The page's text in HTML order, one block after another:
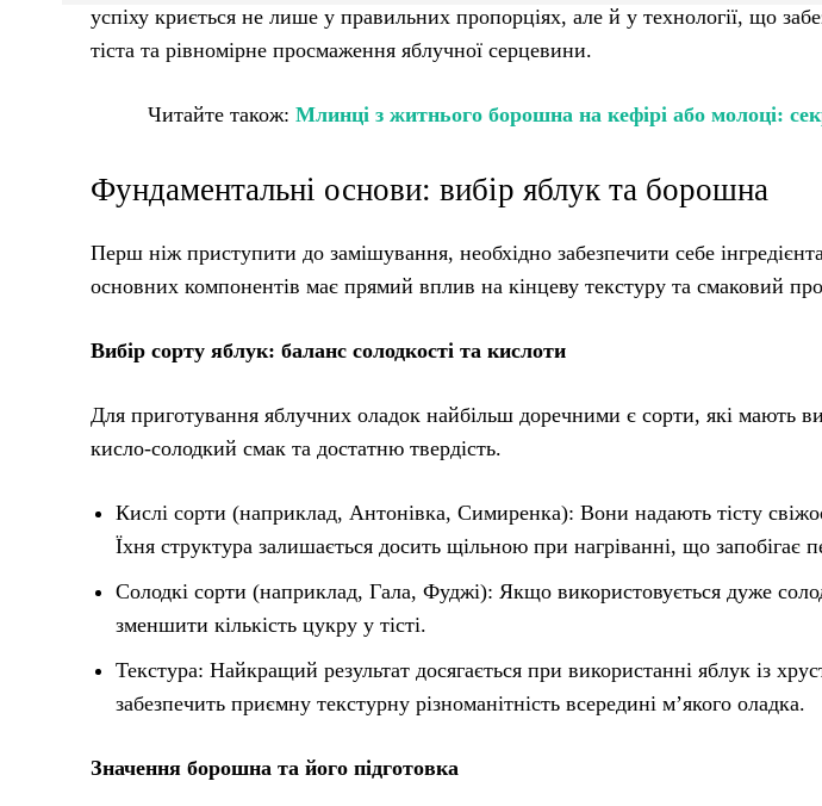
успіху криється не лише у правильних пропорціях, але й у технології, що
тіста та рівномірне просмаження яблучної серцевини.
Читайте також: Млинці з житнього борошна на кефірі або молоці:
Фундаментальні основи: вибір яблук та борошна
Перш ніж приступити до замішування, необхідно забезпечити себе
основних компонентів має прямий вплив на кінцеву текстуру та смаковий
Вибір сорту яблук: баланс солодкості та кислоти
Для приготування яблучних оладок найбільш доречними є сорти, які мають
кисло-солодкий смак та достатню твердість.
Кислі сорти (наприклад, Антонівка, Симиренка): Вони надають тісту
Їхня структура залишається досить щільною при нагріванні, що запобігає
Солодкі сорти (наприклад, Гала, Фуджі): Якщо використовується дуже
зменшити кількість цукру у тісті.
Текстура: Найкращий результат досягається при використанні яблук із
забезпечить приємну текстурну різноманітність всередині м’якого оладка.
Значення борошна та його підготовка